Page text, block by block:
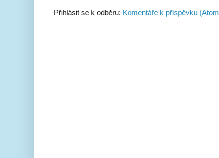
Přihlásit se k odběru: Komentáře k příspěvku